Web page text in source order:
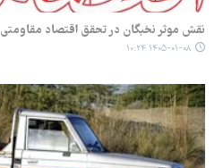
نقش موثر نخبگان در تحقق اقتصاد مقاومتی
۱۴۰۵-۰۱-۰۸ ۱۰:۲۴